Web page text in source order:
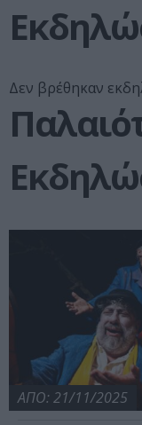
Δεν βρέθηκαν
ΑΠΟ: 21/11/2025